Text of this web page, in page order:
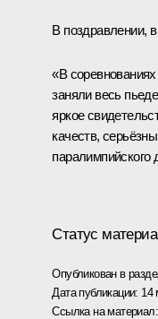
В поздравлении, в
«В
заняли весь
яркое
качеств,
паралимпийского
Статус
Опубликован в
Дата публикации: 14
Ссылка на материал: